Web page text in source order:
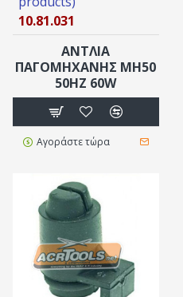
10.81.031
ΑΝΤΛΙΑ
ΠΑΓΟΜΗΧΑΝΗΣ ΜΗ50
50ΗΖ 60W
Αγοράστε τώρα